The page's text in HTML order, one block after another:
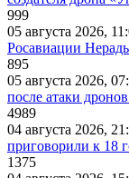
999
05 августа 2026,
Росавиации
895
05 августа 2026,
после атаки
4989
04 августа 2026,
приговорили к 18
1375